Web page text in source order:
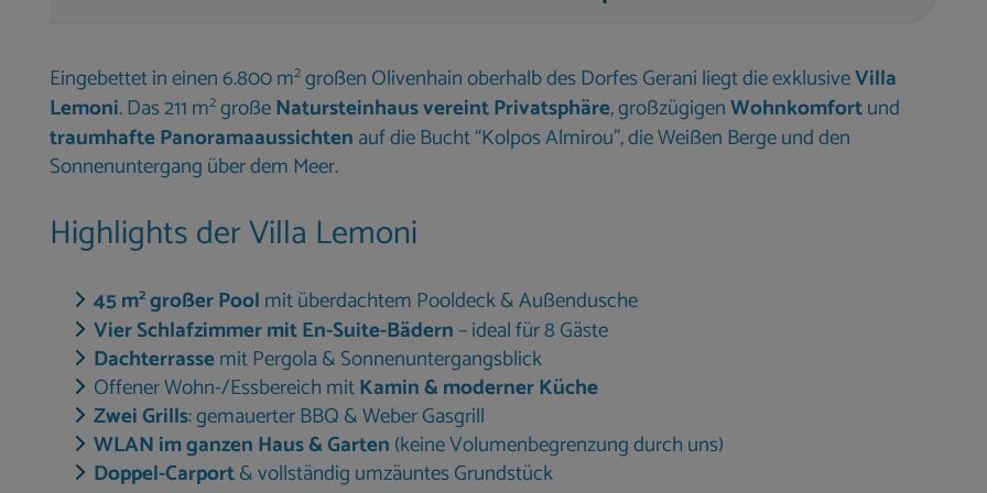
Eingebettet in einen 6.800 m2großen Olivenhain oberhalb des Dorfes Gerani liegt die exklusiveVilla
Lemoni. Das 211 m2großeNatursteinhaus vereint Privatsphäre, großzügigenWohnkomfortund
traumhafte Panoramaaussichtenauf die Bucht “Kolpos Almirou”, die Weißen Berge und den
Sonnenuntergang über dem Meer.
Highlights der Villa Lemoni
45 m2großer Poolmit überdachtem Pooldeck & Außendusche
Vier Schlafzimmer mit En-Suite-Bädern– ideal für 8 Gäste
Dachterrassemit Pergola & Sonnenuntergangsblick
Offener Wohn-/Essbereich mitKamin & moderner Küche
Zwei Grills: gemauerter BBQ & Weber Gasgrill
WLAN im ganzen Haus & Garten(keine Volumenbegrenzung durch uns)
Doppel-Carport& vollständig umzäuntes Grundstück